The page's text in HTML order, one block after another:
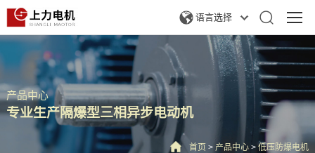
语言选择
产品中心
专业生产隔爆型三相异步电动机
首页 >产品中心 >低压防爆电机